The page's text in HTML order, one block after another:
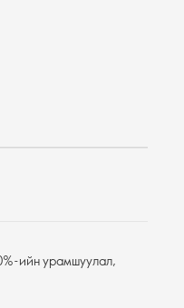
ийн урамшуулал,